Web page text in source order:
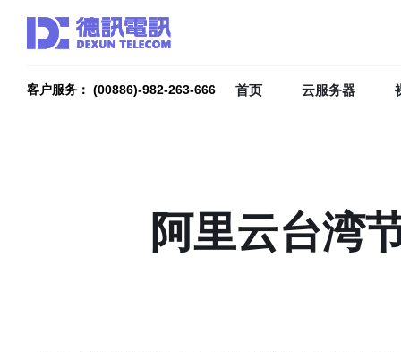
客户服务： (00886)-982-263-666 首页 云服务器
阿里云台湾